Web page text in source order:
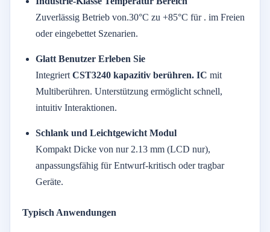
Zuverlässig Betrieb von.30°C zu +85°C für . im Freien
odereingebettet Szenarien.
Glatt Benutzer Erleben Sie
Integriert CST3240 kapazitiv berühren. IC mit
Multiberühren. Unterstützung ermöglicht schnell,
intuitiv Interaktionen.
Schlank und Leichtgewicht Modul
Kompakt Dicke von nur 2.13 mm (LCD nur),
anpassungsfähig fürEntwurf-kritisch odertragbar
Geräte.
Typisch Anwendungen